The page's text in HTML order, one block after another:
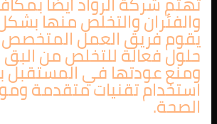
والفئران والتخلص منها
يقوم فريق العمل المتخصص
حلول فعالة للتخلص من البق
ومنع عودتها في
استخدام تقنيات متقدمة
الصحة.